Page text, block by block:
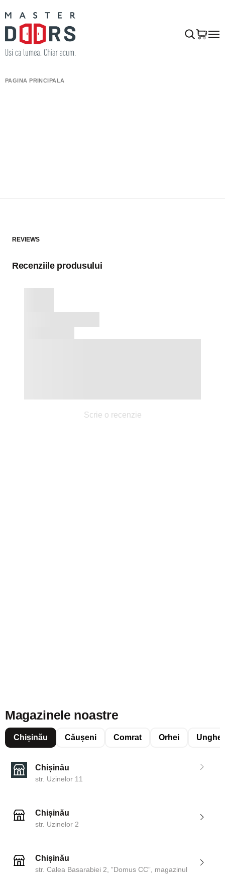
PAGINA PRINCIPALĂ
REVIEWS
Recenziile produsului
Scrie o recenzie
Magazinele noastre
Chișinău Căușeni Comrat Orhei
Chișinău
str. Uzinelor 11
Chișinău
str. Uzinelor 2
Chișinău
str. Calea Basarabiei 2, ”Domus CC”, magazinul